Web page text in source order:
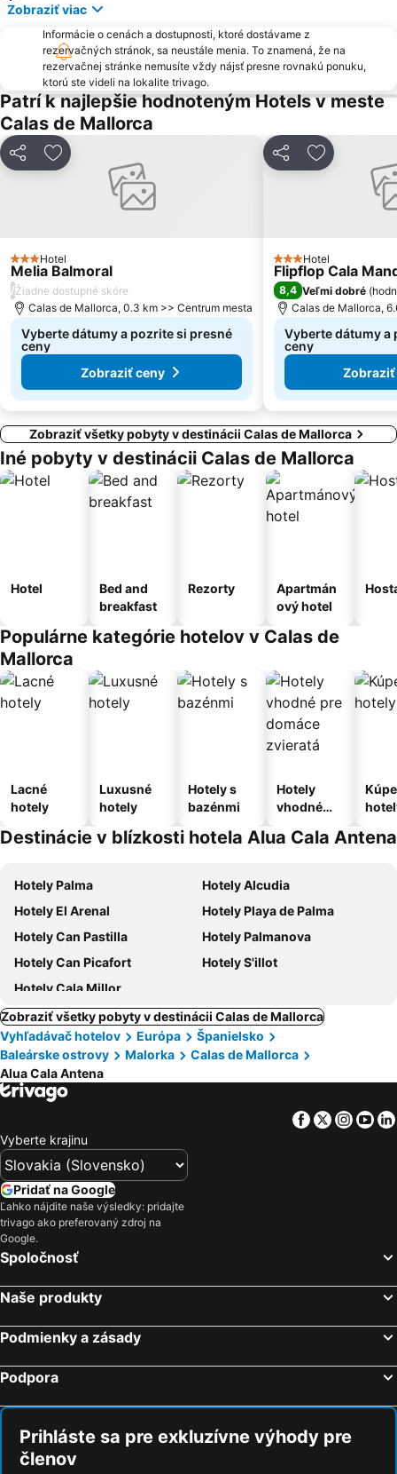
Cala Antena
Portocristo
Cala Llombards
Cala Mesquida o s'Arenal de sa Mesquida
Playa Son Baulo
Pabisa Beach Club
Kúpele Balneario No 6
RIU Center
Zobraziť viac
Informácie o cenách a dostupnosti, ktoré dostávame z
rezervačných stránok, sa neustále menia. To znamená, že na
rezervačnej stránke nemusíte vždy nájsť presne rovnakú ponuku,
ktorú ste videli na lokalite trivago.
Patrí k najlepšie hodnoteným Hotels v meste
Calas de Mallorca
ZdieľaťPridať do obľúbených
3 Počet hviezdičiek
Hotel
Melia Balmoral
/Žiadne dostupné skóre
Calas de Mallorca, 0.3 km >> Centrum mesta
Vyberte dátumy a pozrite si presné
ceny
Zobraziť ceny
ZdieľaťPridať do
3 Počet hviezdičiek
Hotel
Flipflop Cala
8,4 Veľmi dobré (
Calas de Mallorca,
Vyberte dátumy a
ceny
Zobraziť
Zobraziť všetky pobyty v destinácii Calas de Mallorca
Iné pobyty v destinácii Calas de Mallorca
Hotel
Bed and
breakfast
Rezorty
Apartmán
ový hotel
Populárne kategórie hotelov v Calas de
Mallorca
Lacné
hotely
Luxusné
hotely
Hotely s
bazénmi
Hotely
vhodné
domáce
Destinácie v blízkosti hotela Alua Cala Antena
Hotely Palma
Hotely Alcudia
Hotely El Arenal
Hotely Playa de Palma
Hotely Can Pastilla
Hotely Palmanova
Hotely Can Picafort
Hotely S'illot
Hotely Cala Millor
Zobraziť všetky pobyty v destinácii Calas de Mallorca
Vyhľadávač hotelov
Európa
Španielsko
Baleárske ostrovy
Malorka
Calas de Mallorca
Alua Cala Antena
Facebook
Twitter
Vyberte krajinu
Pridať na Google
Ľahko nájdite naše výsledky: pridajte
trivago ako preferovaný zdroj na
Google.
Spoločnosť
Naše produkty
Podmienky a zásady
Podpora
Prihláste sa pre exkluzívne výhody pre
členov